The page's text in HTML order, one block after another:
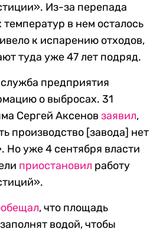
Из-за перепада
в нем осталось
к испарению отходов,
туда уже 47 лет подряд.
предприятия
о выбросах. 31
Сергей Аксенов заявил,
производство [завода] нет
Но уже 4 сентября власти
приостановил работу
, что площадь
водой, чтобы